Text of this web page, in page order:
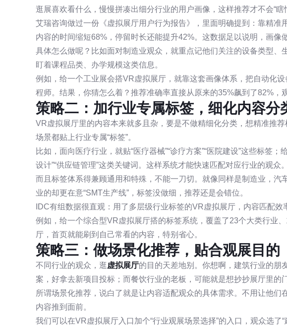
逛展喜欢看什么，慢慢拼凑出细分行业的用户画像，这样推荐才不会“瞎
艾瑞咨询做过一份《虚拟展厅用户行为报告》，里面明确提到：靠精准
内容的时间缩短68%，停留时长还能提升42%。这数据足以说明，画像
具体怎么做呢？比如面对制造业观众，就重点记他们关注的设备类型、
盯着课程品类、办学规模这类信息。
例如，给一个工业展会搭VR虚拟展厅，就靠这套画像体系，把自动化
程师。结果，你猜怎么着？推荐准确率直接从原来的35%飙到了82%，
策略二：加行业专属标签，细化内容分
VR虚拟展厅里的内容本来就多且杂，要是不做精细化分类，想精准推荐
场景都贴上行业专属“标签”。
比如，面向医疗行业，就贴“医疗器械”“诊疗方案”“医院建设”这些标签；
设计”“供应链管理”这类关键词。这样系统才能快速匹配对应行业的观众。
而且标签体系得兼顾通用和特殊，不能一刀切。就像同样是制造业，汽
业的却更在意“SMT生产线”，标签没做细，推荐还是会错位。
IDC有组数据很直观：用了多层级行业标签的VR虚拟展厅，内容匹配效
例如，给一个综合型VR虚拟展厅搭的标签系统，覆盖了23个大类行业
厅，首页就能刷到自己常看的内容，特别省心。
策略三：做场景化推荐，贴合观展目的
不同行业的观众，逛虚拟展厅的目的天差地别。你想啊，建筑行业的朋
案，好拿去新项目投标；而餐饮行业的老板，可能就是想抄抄展厅里的
所谓场景化推荐，说白了就是让内容适配观众的具体需求。不用让他们
内容推到面前。
我们可以在VR虚拟展厅入口加个“行业观展场景选择”的入口，观众选了“